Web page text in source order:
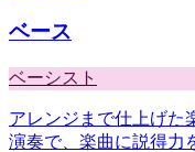
ベース
ベーシスト
アレンジまで仕上げた
演奏で、楽曲に説得力